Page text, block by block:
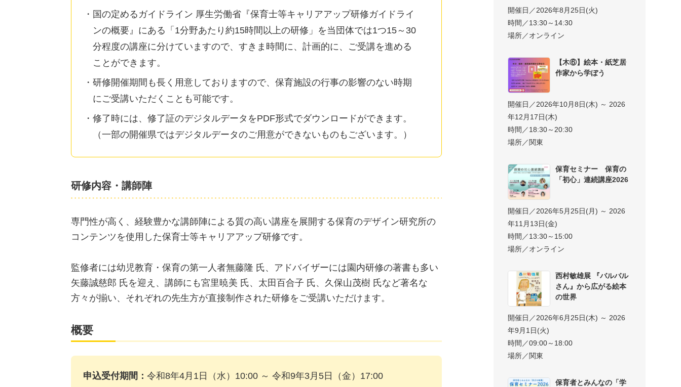
国の定めるガイドライン 厚生労働省『保育士等キャリアアップ研修ガイドライ
ンの概要』にある「1分野あたり約15時間以上の研修」を当団体では1つ15～30
分程度の講座に分けていますので、すきま時間に、計画的に、ご受講を進める
ことができます。
研修開催期間も長く用意しておりますので、保育施設の行事の影響のない時期
にご受講いただくことも可能です。
修了時には、修了証のデジタルデータをPDF形式でダウンロードができます。
（一部の開催県ではデジタルデータのご用意ができないものもございます。）
研修内容・講師陣
専門性が高く、経験豊かな講師陣による質の高い講座を展開する保育のデザイン研究所の
コンテンツを使用した保育士等キャリアアップ研修です。
監修者には幼児教育・保育の第一人者無藤隆 氏、アドバイザーには園内研修の著書も多い
矢藤誠慈郎 氏を迎え、講師にも宮里暁美 氏、太田百合子 氏、久保山茂樹 氏など著名な
方々が揃い、それぞれの先生方が直接制作された研修をご受講いただけます。
概要
申込受付期間： 令和8年4月1日（水）10:00 ～ 令和9年3月5日（金）17:00
開催日／2026年8月25日(火)
時間／13:30～14:30
場所／オンライン
【木⑥】絵本・紙芝居
作家から学ぼう
開催日／2026年10月8日(木) ～ 2026
年12月17日(木)
時間／18:30～20:30
場所／関東
保育セミナー 保育の
「初心」連続講座2026
開催日／2026年5月25日(月) ～ 2026
年11月13日(金)
時間／13:30～15:00
場所／オンライン
西村敏雄展 『バルバル
さん』から広がる絵本
の世界
開催日／2026年6月25日(木) ～ 2026
年9月1日(火)
時間／09:00～18:00
場所／関東
保育者とみんなの「学